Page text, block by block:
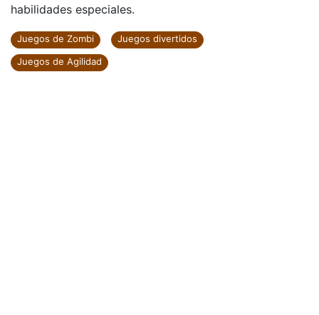
habilidades especiales.
Juegos de Zombi
Juegos divertidos
Juegos de Agilidad